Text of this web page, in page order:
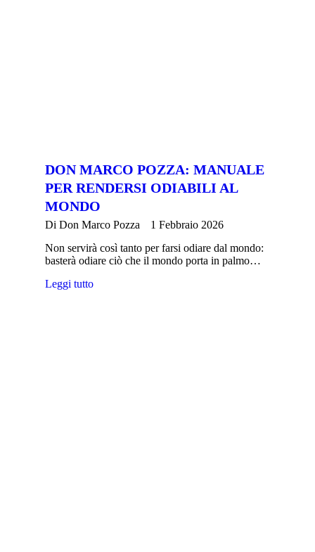
DON MARCO POZZA: MANUALE
PER RENDERSI ODIABILI AL
MONDO
Di Don Marco Pozza
1 Febbraio 2026
Non servirà così tanto per farsi odiare dal mondo:
basterà odiare ciò che il mondo porta in palmo…
Leggi tutto